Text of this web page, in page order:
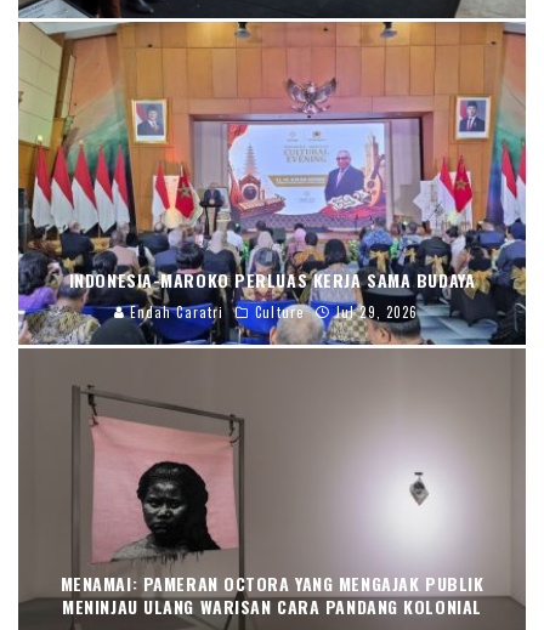
INDONESIA-MAROKO PERLUAS KERJA SAMA BUDAYA
Endah Caratri Culture Jul 29, 2026
MENAMAI: PAMERAN OCTORA YANG MENGAJAK PUBLIK
MENINJAU ULANG WARISAN CARA PANDANG KOLONIAL